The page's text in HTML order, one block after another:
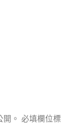
。 必填欄位標